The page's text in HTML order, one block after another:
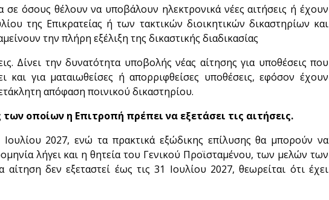
σε όσους θέλουν να υποβάλουν ηλεκτρονικά νέες αιτήσεις ή έχουν
της Επικρατείας ή των τακτικών διοικητικών δικαστηρίων και
την πλήρη εξέλιξη της δικαστικής διαδικασίας
Δίνει την δυνατότητα υποβολής νέας αίτησης για υποθέσεις που
και για ματαιωθείσες ή απορριφθείσες υποθέσεις, εφόσον έχουν
απόφαση ποινικού δικαστηρίου.
οποίων η Επιτροπή πρέπει να εξετάσει τις αιτήσεις.
2027, ενώ τα πρακτικά εξώδικης επίλυσης θα μπορούν να
λήγει και η θητεία του Γενικού Προϊσταμένου, των μελών των
δεν εξεταστεί έως τις 31 Ιουλίου 2027, θεωρείται ότι έχει